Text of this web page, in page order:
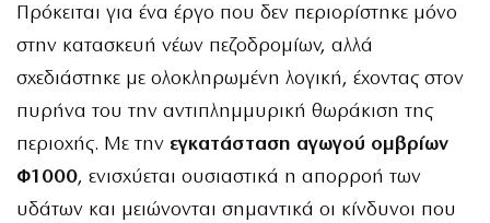
Πρόκειται για ένα έργο που δεν περιορίστηκε μόνο
στην κατασκευή νέων πεζοδρομίων, αλλά
σχεδιάστηκε με ολοκληρωμένη λογική, έχοντας στον
πυρήνα του την αντιπλημμυρική θωράκιση της
περιοχής. Με την εγκατάσταση αγωγού ομβρίων
Φ1000, ενισχύεται ουσιαστικά η απορροή των
υδάτων και μειώνονται σημαντικά οι κίνδυνοι που